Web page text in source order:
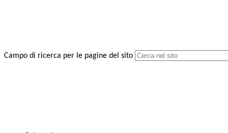
Campo di ricerca per le pagine del sito